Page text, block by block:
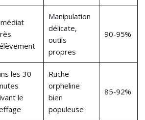
Manipulation
délicate,
outils
propres
90-95%
les 30
le
Ruche
orpheline
bien
populeuse
85-92%